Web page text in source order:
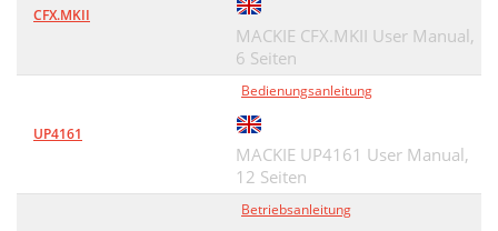
CFX.MKII
MACKIE CFX.MKII User Manual,
6 Seiten
UP4161
Bedienungsanleitung
MACKIE UP4161 User Manual,
12 Seiten
Betriebsanleitung